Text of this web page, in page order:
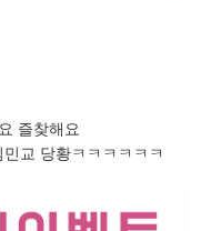
즐찾해요
교 당황ㅋㅋㅋㅋㅋㅋ